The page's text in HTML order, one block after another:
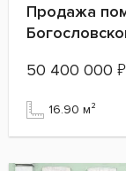
Продажа
50 400 000 ₽
16.90 м²